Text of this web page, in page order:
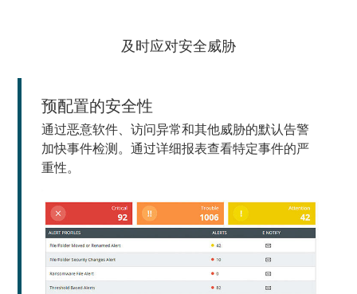
及时应对安全威胁
预配置的安全性
通过恶意软件、访问异常和其他威胁的默认告警
加快事件检测。通过详细报表查看特定事件的严
重性。